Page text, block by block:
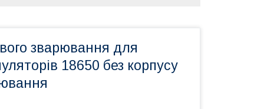
зварювання для
18650 без корпусу